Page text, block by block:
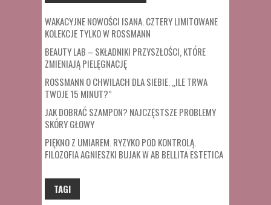
WAKACYJNE NOWOŚCI ISANA. CZTERY LIMITOWANE
KOLEKCJE TYLKO W ROSSMANN
BEAUTY LAB – SKŁADNIKI PRZYSZŁOŚCI, KTÓRE
ZMIENIAJĄ PIELĘGNACJĘ
ROSSMANN O CHWILACH DLA SIEBIE. „ILE TRWA
TWOJE 15 MINUT?”
JAK DOBRAĆ SZAMPON? NAJCZĘSTSZE PROBLEMY
SKÓRY GŁOWY
PIĘKNO Z UMIAREM. RYZYKO POD KONTROLĄ.
FILOZOFIA AGNIESZKI BUJAK W AB BELLITA ESTETICA
TAGI